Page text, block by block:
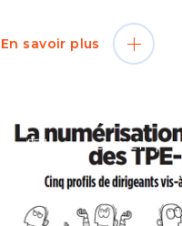
En savoir plus
1 Février 2021